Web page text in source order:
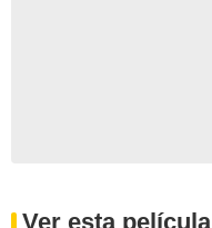
Ver esta película